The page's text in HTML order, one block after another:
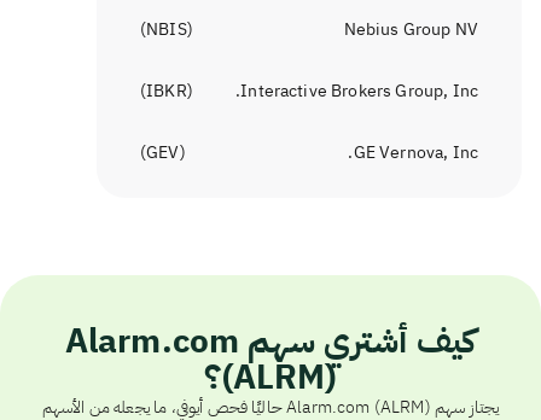
Nebius Group NV
(
NBIS
)
Interactive Brokers Group, Inc.
(
IBKR
)
GE Vernova, Inc.
(
GEV
)
كيف أشتري سهم Alarm.com
(ALRM)؟
يجتاز سهم Alarm.com (ALRM) حاليًا فحص أيوفي، ما يجعله من الأسهم